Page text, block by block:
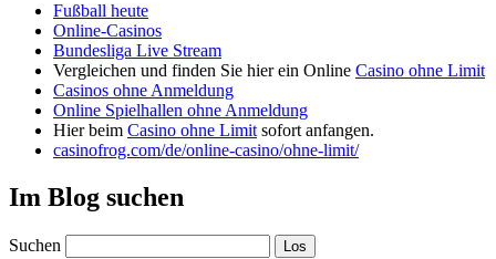
Fußball heute
Online-Casinos
Bundesliga Live Stream
Vergleichen und finden Sie hier ein Online Casino ohne Limit
Casinos ohne Anmeldung
Online Spielhallen ohne Anmeldung
Hier beim Casino ohne Limitsofort anfangen.
casinofrog.com/de/online-casino/ohne-limit/
Im Blog suchen
Suchen